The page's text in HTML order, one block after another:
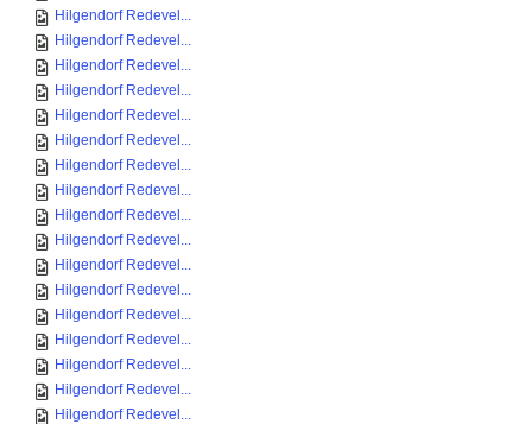
Hilgendorf Redevel...
Hilgendorf Redevel...
Hilgendorf Redevel...
Hilgendorf Redevel...
Hilgendorf Redevel...
Hilgendorf Redevel...
Hilgendorf Redevel...
Hilgendorf Redevel...
Hilgendorf Redevel...
Hilgendorf Redevel...
Hilgendorf Redevel...
Hilgendorf Redevel...
Hilgendorf Redevel...
Hilgendorf Redevel...
Hilgendorf Redevel...
Hilgendorf Redevel...
Hilgendorf Redevel...